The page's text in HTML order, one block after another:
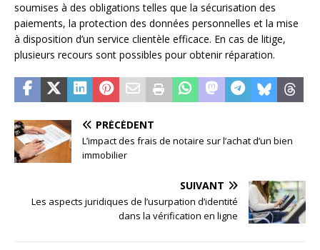
soumises à des obligations telles que la sécurisation des
paiements, la protection des données personnelles et la mise
à disposition d’un service clientèle efficace. En cas de litige,
plusieurs recours sont possibles pour obtenir réparation.
PRÉCÉDENT
L’impact des frais de notaire sur l’achat d’un bien
immobilier
SUIVANT
Les aspects juridiques de l’usurpation d’identité
dans la vérification en ligne